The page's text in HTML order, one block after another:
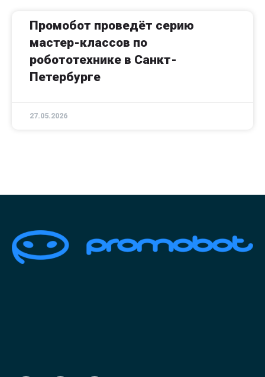
Промобот проведёт серию
мастер-классов по
робототехнике в Санкт-
Петербурге
27.05.2026